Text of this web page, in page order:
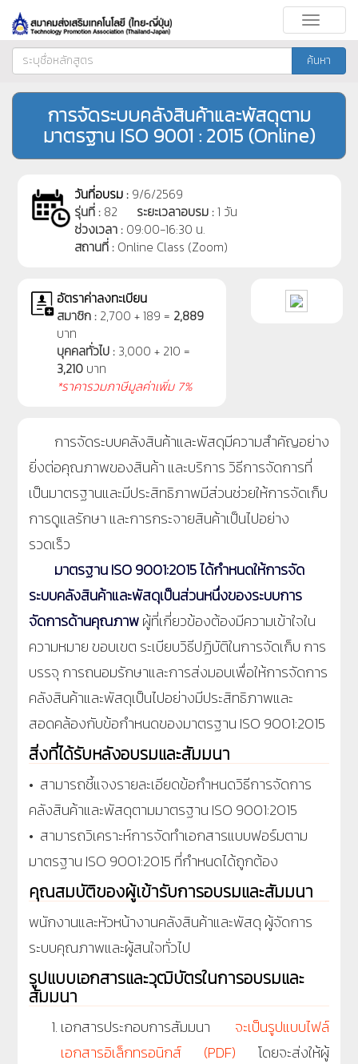
Toggle
ค้นหา
การจัดระบบคลังสินค้าและพัสดุตาม
มาตรฐาน ISO 9001 : 2015 (Online)
วันที่อบรม : 9/6/2569
รุ่นที่ : 82 ระยะเวลาอบรม :1 วัน
ช่วงเวลา : 09:00-16:30 น.
สถานที่ : Online Class (Zoom)
อัตราค่าลงทะเบียน
สมาชิก : 2,700 + 189 = 2,889
บาท
บุคคลทั่วไป : 3,000 + 210 =
3,210 บาท
*ราคารวมภาษีมูลค่าเพิ่ม 7%
การจัดระบบคลังสินค้าและพัสดุมีความสำคัญอย่าง
ยิ่งต่อคุณภาพของสินค้า และบริการ วิธีการจัดการที่
เป็นมาตรฐานและมีประสิทธิภาพมีส่วนช่วยให้การจัดเก็บ
การดูแลรักษา และการกระจายสินค้าเป็นไปอย่าง
รวดเร็ว
มาตรฐาน ISO 9001:2015 ได้กำหนดให้การจัด
ระบบคลังสินค้าและพัสดุเป็นส่วนหนึ่งของระบบการ
จัดการด้านคุณภาพผู้ที่เกี่ยวข้องต้องมีความเข้าใจใน
ความหมาย ขอบเขต ระเบียบวิธีปฏิบัติในการจัดเก็บ การ
บรรจุ การถนอมรักษาและการส่งมอบเพื่อให้การจัดการ
คลังสินค้าและพัสดุเป็นไปอย่างมีประสิทธิภาพและ
สอดคล้องกับข้อกำหนดของมาตรฐาน ISO 9001:2015
สิ่งที่ได้รับหลังอบรมและสัมมนา
• สามารถชี้แจงรายละเอียดข้อกำหนดวิธีการจัดการ
คลังสินค้าและพัสดุตามมาตรฐาน ISO 9001:2015
• สามารถวิเคราะห์การจัดทำเอกสารแบบฟอร์มตาม
มาตรฐาน ISO 9001:2015 ที่กำหนดได้ถูกต้อง
คุณสมบัติของผู้เข้ารับการอบรมและสัมมนา
พนักงานและหัวหน้างานคลังสินค้าและพัสดุ ผู้จัดการ
ระบบคุณภาพและผู้สนใจทั่วไป
รูปแบบเอกสารและวุฒิบัตรในการอบรมและ
สัมมนา
เอกสารประกอบการสัมมนา จะเป็นรูปแบบไฟล์
เอกสารอิเล็กทรอนิกส์ (PDF) โดยจะส่งให้ผู้